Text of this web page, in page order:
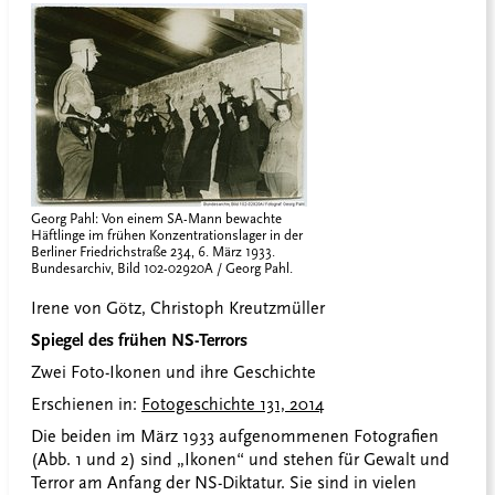
Georg Pahl: Von einem SA-Mann bewachte
Häftlinge im frühen Konzentrationslager in der
Berliner Friedrichstraße 234, 6. März 1933.
Bundesarchiv, Bild 102-02920A / Georg Pahl.
Irene von Götz, Christoph Kreutzmüller
Spiegel des frühen NS-Terrors
Zwei Foto-Ikonen und ihre Geschichte
Erschienen in: Fotogeschichte 131, 2014
Die beiden im März 1933 aufgenommenen Fotografien
(Abb. 1 und 2) sind „Ikonen“ und stehen für Gewalt und
Terror am Anfang der NS-Diktatur. Sie sind in vielen